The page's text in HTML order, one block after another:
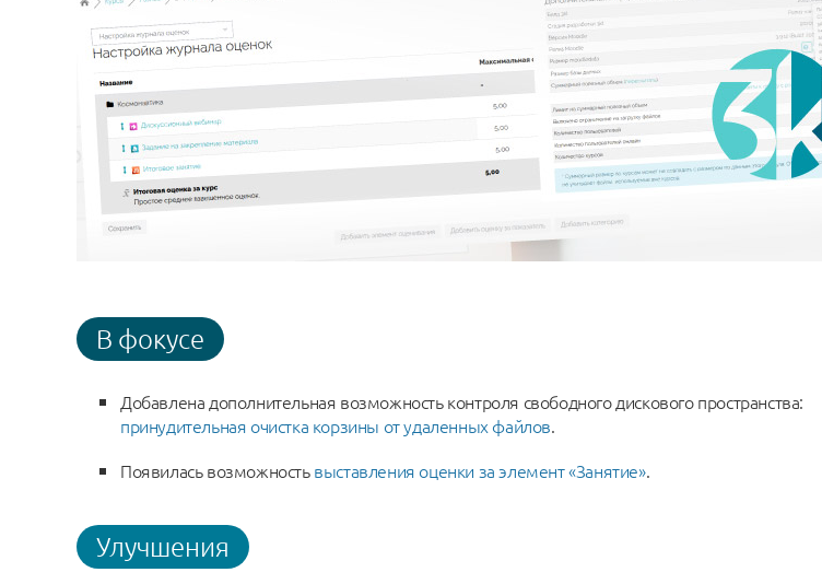
В фокусе
Добавлена дополнительная возможность контроля свободного дискового пространства:
принудительная очистка корзины от удаленных файлов.
Появилась возможностьвыставления оценки за элемент «Занятие».
Улучшения